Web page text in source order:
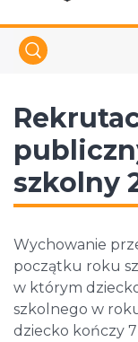
szkolny
Wychowanie
początku roku
w którym
szkolnego w
dziecko kończy